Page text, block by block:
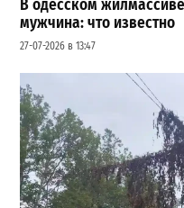
В одесском
мужчина: что известно
27-07-2026 в 13:47